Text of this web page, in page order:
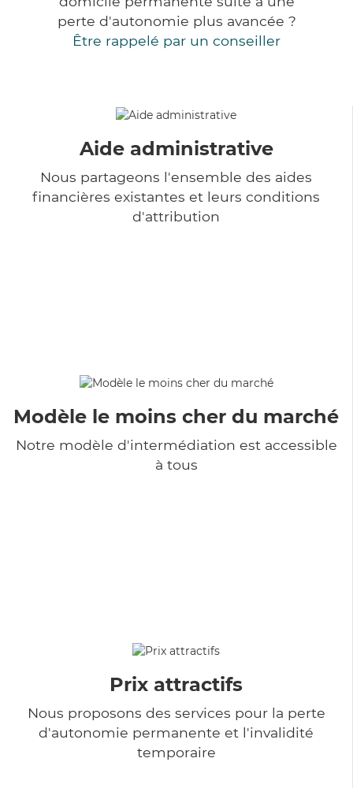
perte d'autonomie plus avancée ?
Être rappelé par un conseiller
Aide administrative
Nous partageons l'ensemble des aides
financières existantes et leurs conditions
d'attribution
Modèle le moins cher du marché
Notre modèle d'intermédiation est accessible
à tous
Prix attractifs
Nous proposons des services pour la perte
d'autonomie permanente et l'invalidité
temporaire